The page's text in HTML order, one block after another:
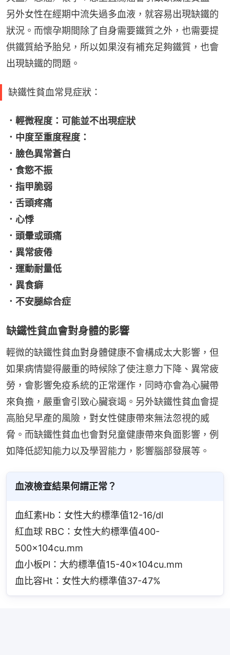
另外女性在經期中流失過多血液，就容易出現缺鐵的
狀況。而懷孕期間除了自身需要鐵質之外，也需要提
供鐵質給予胎兒，所以如果沒有補充足夠鐵質，也會
出現缺鐵的問題。
缺鐵性貧血常見症狀：
．輕微程度：可能並不出現症狀
．中度至重度程度：
．臉色異常蒼白
．食慾不振
．指甲脆弱
．舌頭疼痛
．心悸
．頭暈或頭痛
．異常疲倦
．運動耐量低
．異食癖
．不安腿綜合症
缺鐵性貧血會對身體的影響
輕微的缺鐵性貧血對身體健康不會構成太大影響，但
如果病情變得嚴重的時候除了使注意力下降、異常疲
勞，會影響免疫系統的正常運作，同時亦會為心臟帶
來負擔，嚴重會引致心臟衰竭。另外缺鐵性貧血會提
高胎兒早產的風險，對女性健康帶來無法忽視的威
脅。而缺鐵性貧血也會對兒童健康帶來負面影響，例
如降低認知能力以及學習能力，影響腦部發展等。
血液檢查結果何謂正常？
血紅素Hb：女性大約標準值12-16/dl
紅血球 RBC：女性大約標準值400-
500×104cu.mm
血小板Pl：大約標準值15-40×104cu.mm
血比容Ht：女性大約標準值37-47%